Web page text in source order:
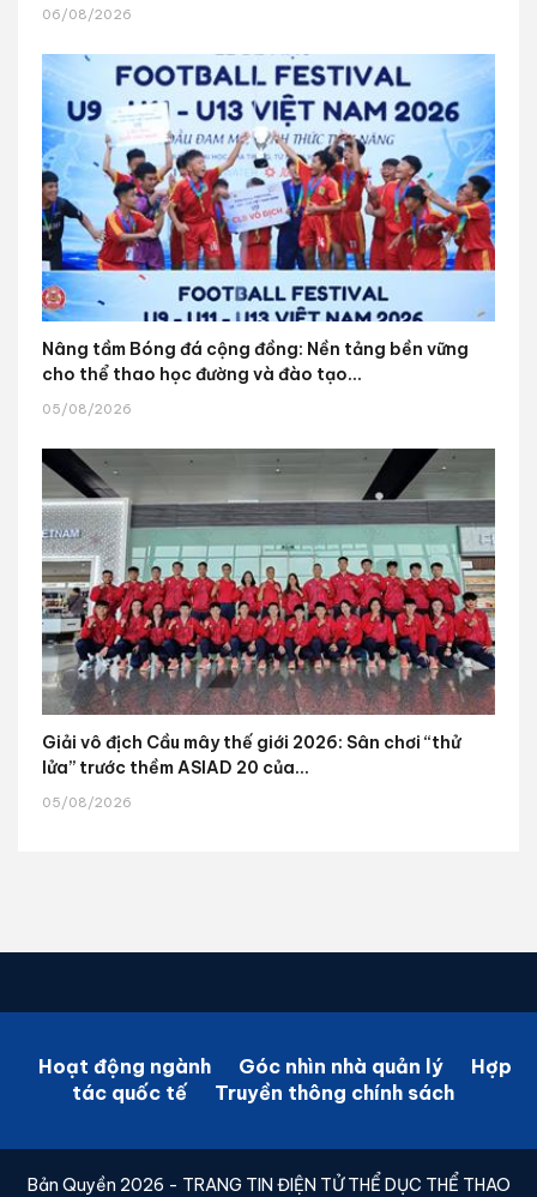
06/08/2026
Nâng tầm Bóng đá cộng đồng: Nền tảng bền vững
cho thể thao học đường và đào tạo...
05/08/2026
Giải vô địch Cầu mây thế giới 2026: Sân chơi “thử
lửa” trước thềm ASIAD 20 của...
05/08/2026
Hoạt động ngành Góc nhìn nhà quản lý
Hợp
tác quốc tế
Truyền thông chính sách
Bản Quyền 2026 - TRANG TIN ĐIỆN TỬ THỂ DỤC THỂ THAO